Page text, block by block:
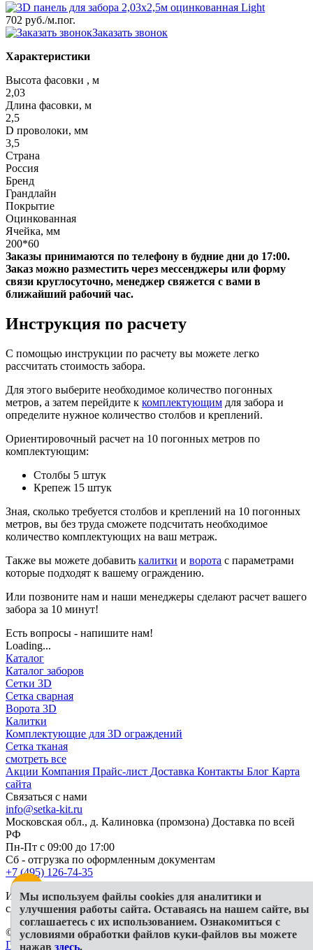
702 руб./м.пог.
Заказать звонок
Характеристики
Высота фасовки , м
2,03
Длина фасовки, м
2,5
D проволоки, мм
3,5
Страна
Россия
Бренд
Грандлайн
Покрытие
Оцинкованная
Ячейка, мм
200*60
Заказы принимаются по телефону в будние дни до 17:00.
Заказ можно разместить через мессенджеры или форму
связи круглосуточно, менеджер свяжется с вами в
ближайший рабочий час.
Инструкция по расчету
С помощью инструкции по расчету вы можете легко
рассчитать стоимость забора.
Для этого выберите необходимое количество погонных
метров, а затем перейдите к комплектующим для забора и
определите нужное количество столбов и креплений.
Ориентировочный расчет на 10 погонных метров по
комплектующим:
Столбы 5 штук
Крепеж 15 штук
Зная, сколько требуется столбов и креплений на 10 погонных
метров, вы без труда сможете подсчитать необходимое
количество комплектующих на ваш метраж.
Также вы можете добавить калитки и ворота с параметрами
которые подходят к вашему ограждению.
Или позвоните нам и наши менеджеры сделают расчет вашего
забора за 10 минут!
Есть вопросы - напишите нам!
Loading...
Каталог
Каталог заборов
Сетки 3D
Сетка сварная
Ворота 3D
Калитки
Комплектующие для 3D ограждений
Сетка тканая
смотреть все
Акции Компания Прайс-лист Доставка Контакты Блог Карта
сайта
Связаться с нами
info@setka-kit.ru
Московская обл., д. Калиновка (промзона) Доставка по всей
РФ
Пн-Пт с 09:00 до 17:00
Сб - отгрузка по оформленным документам
+7 (495) 126-74-35
Информация, представленная на сайте, в исключительных
случаях может отличаться от действительности
© 2026 ООО "Гранд КИТ"
Политика конфиденциальности
Мы используем файлы cookies для аналитики и
улучшения работы сайта. Оставаясь на нашем сайте, вы
соглашаетесь с их использованием. Ознакомиться с
условиями обработки файлов куки-файлов вы можете
нажавздесь.